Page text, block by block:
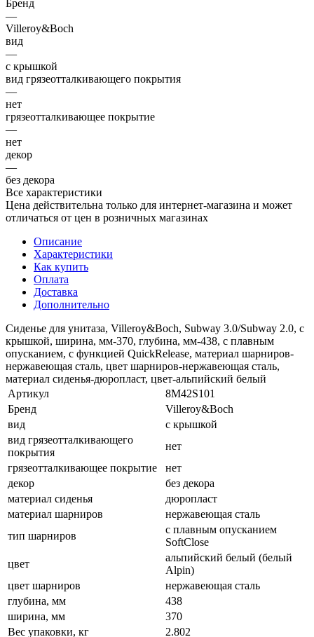
Бренд
—
Villeroy&Boch
вид
—
с крышкой
вид грязеотталкивающего покрытия
—
нет
грязеотталкивающее покрытие
—
нет
декор
—
без декора
Все характеристики
Цена действительна только для интернет-магазина и может
отличаться от цен в розничных магазинах
Описание
Характеристики
Как купить
Оплата
Доставка
Дополнительно
Сиденье для унитаза, Villeroy&Boch, Subway 3.0/Subway 2.0, с
крышкой, ширина, мм-370, глубина, мм-438, с плавным
опусканием, с функцией QuickRelease, материал шарниров-
нержавеющая сталь, цвет шарниров-нержавеющая сталь,
материал сиденья-дюропласт, цвет-альпийский белый
Артикул
8M42S101
Бренд
Villeroy&Boch
вид
с крышкой
вид грязеотталкивающего
покрытия
нет
грязеотталкивающее покрытие
нет
декор
без декора
материал сиденья
дюропласт
материал шарниров
нержавеющая сталь
тип шарниров
с плавным опусканием
SoftClose
цвет
альпийский белый (белый
Alpin)
цвет шарниров
нержавеющая сталь
глубина, мм
438
ширина, мм
370
Вес упаковки, кг
2.802